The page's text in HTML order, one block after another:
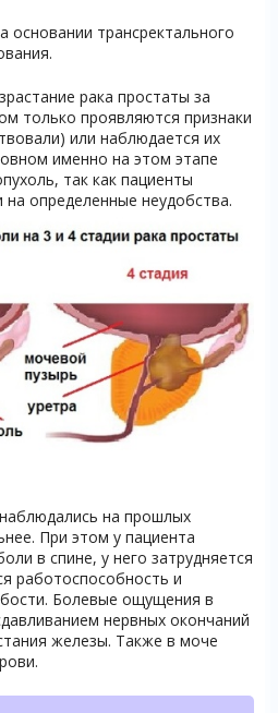
основании трансректального
рака простаты за
только проявляются признаки
или наблюдается их
именно на этом этапе
так как пациенты
определенные неудобства.
на прошлых
При этом у пациента
в спине, у него затрудняется
работоспособность и
Болевые ощущения в
нервных окончаний
железы. Также в моче